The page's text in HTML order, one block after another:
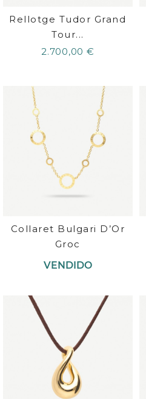
Rellotge Tudor Grand
Tour...
2.700,00 €
Collaret Bulgari D’Or
Groc
VENDIDO